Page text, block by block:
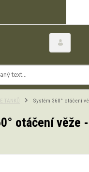
TANKŮ Systém 360° otáčení
otáčení věže